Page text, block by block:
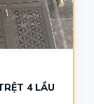
4 LẦU